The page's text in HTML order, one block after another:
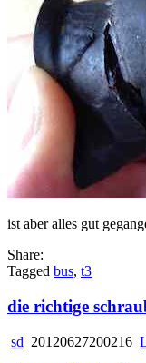
ist aber alles gut
Share:
Tagged bus, t3
die richtige
sd 20120627200216